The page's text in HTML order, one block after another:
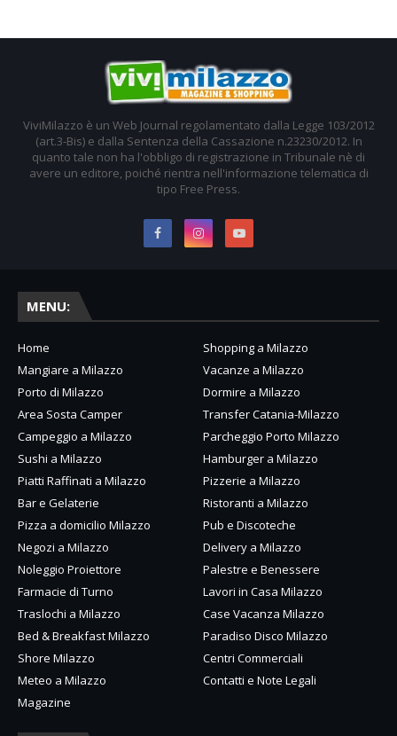
ViviMilazzo è un Web Journal regolamentato dalla Legge 103/2012
(art.3-Bis) e dalla Sentenza della Cassazione n.23230/2012. In
quanto tale non ha l'obbligo di registrazione in Tribunale nè di
avere un editore, poiché rientra nell'informazione telematica di
tipo Free Press.
MENU:
Home
Shopping a Milazzo
Mangiare a Milazzo
Vacanze a Milazzo
Porto di Milazzo
Dormire a Milazzo
Area Sosta Camper
Transfer Catania-Milazzo
Campeggio a Milazzo
Parcheggio Porto Milazzo
Sushi a Milazzo
Hamburger a Milazzo
Piatti Raffinati a Milazzo
Pizzerie a Milazzo
Bar e Gelaterie
Ristoranti a Milazzo
Pizza a domicilio Milazzo
Pub e Discoteche
Negozi a Milazzo
Delivery a Milazzo
Noleggio Proiettore
Palestre e Benessere
Farmacie di Turno
Lavori in Casa Milazzo
Traslochi a Milazzo
Case Vacanza Milazzo
Bed & Breakfast Milazzo
Paradiso Disco Milazzo
Shore Milazzo
Centri Commerciali
Meteo a Milazzo
Contatti e Note Legali
Magazine